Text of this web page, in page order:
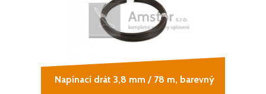
Napínací drát 3,8 mm / 78 m, barevný